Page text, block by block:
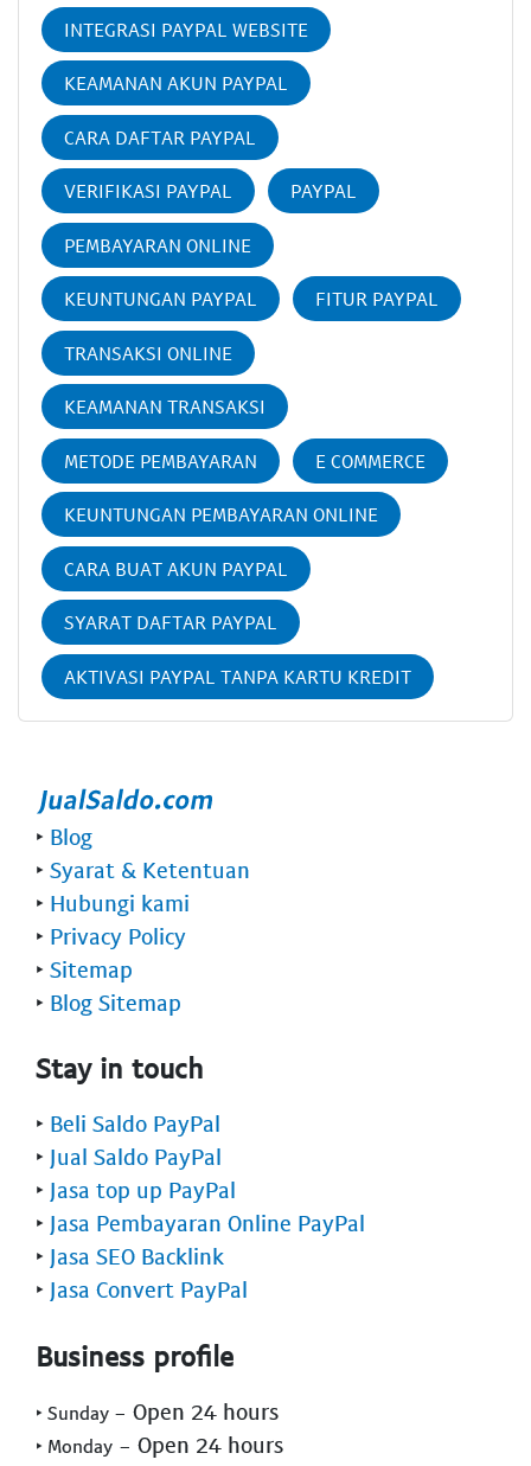
INTEGRASI PAYPAL WEBSITE
KEAMANAN AKUN PAYPAL
CARA DAFTAR PAYPAL
VERIFIKASI PAYPAL PAYPAL
PEMBAYARAN ONLINE
KEUNTUNGAN PAYPAL FITUR PAYPAL
TRANSAKSI ONLINE
KEAMANAN TRANSAKSI
METODE PEMBAYARAN E COMMERCE
KEUNTUNGAN PEMBAYARAN ONLINE
CARA BUAT AKUN PAYPAL
SYARAT DAFTAR PAYPAL
AKTIVASI PAYPAL TANPA KARTU KREDIT
‣ Blog
‣ Syarat & Ketentuan
‣ Hubungi kami
‣ Privacy Policy
‣ Sitemap
‣ Blog Sitemap
Stay in touch
‣ Beli Saldo PayPal
‣ Jual Saldo PayPal
‣ Jasa top up PayPal
‣ Jasa Pembayaran Online PayPal
‣ Jasa SEO Backlink
‣ Jasa Convert PayPal
Business profile
‣ Sunday - Open 24 hours
‣ Monday - Open 24 hours